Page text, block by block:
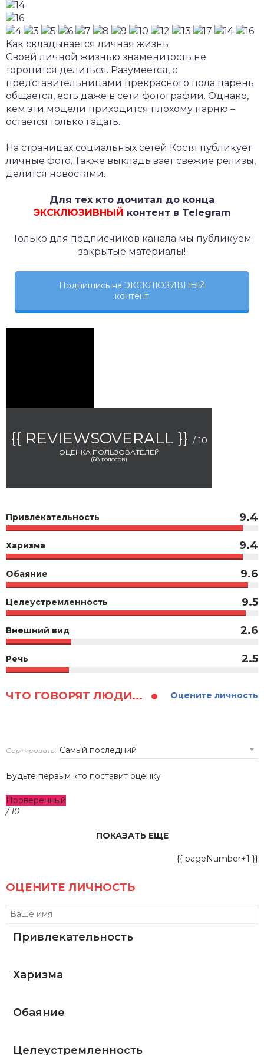
Как складывается личная жизнь
Своей личной жизнью знаменитость не
торопится делиться. Разумеется, с
представительницами прекрасного пола парень
общается, есть даже в сети фотографии. Однако,
кем эти модели приходится плохому парню –
остается только гадать.
На страницах социальных сетей Костя публикует
личные фото. Также выкладывает свежие релизы,
делится новостями.
Для тех кто дочитал до конца
ЭКСКЛЮЗИВНЫЙ контент в Telegram
Только для подписчиков канала мы публикуем
закрытые материалы!
Подпишись на ЭКСКЛЮЗИВНЫЙ
контент
{{ REVIEWSOVERALL }} / 10
ОЦЕНКА ПОЛЬЗОВАТЕЛЕЙ
(68 голосов)
Привлекательность 9.4
Харизма 9.4
Обаяние 9.6
Целеустремленность 9.5
Внешний вид 2.6
Речь 2.5
ЧТО ГОВОРЯТ ЛЮДИ... Оцените личность
Сортировать:
Будьте первым кто поставит оценку
Проверенный
/ 10
ПОКАЗАТЬ ЕЩЕ
{{ pageNumber+1 }}
ОЦЕНИТЕ ЛИЧНОСТЬ
Привлекательность
Харизма
Обаяние
Целеустремленность